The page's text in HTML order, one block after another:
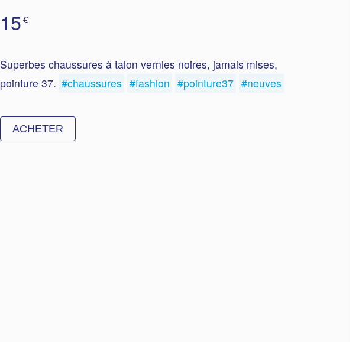
15€
Superbes chaussures à talon vernies noires, jamais mises,
pointure 37. #chaussures #fashion #pointure37 #neuves
ACHETER